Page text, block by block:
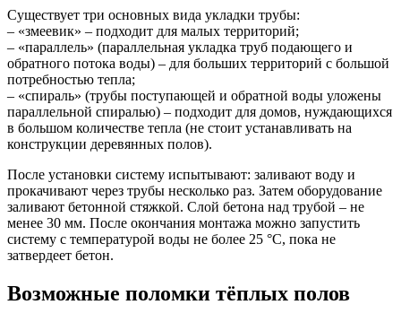
Существует три основных вида укладки трубы:
– «змеевик» – подходит для малых территорий;
– «параллель» (параллельная укладка труб подающего и
обратного потока воды) – для больших территорий с большой
потребностью тепла;
– «спираль» (трубы поступающей и обратной воды уложены
параллельной спиралью) – подходит для домов, нуждающихся
в большом количестве тепла (не стоит устанавливать на
конструкции деревянных полов).
После установки систему испытывают: заливают воду и
прокачивают через трубы несколько раз. Затем оборудование
заливают бетонной стяжкой. Слой бетона над трубой – не
менее 30 мм. После окончания монтажа можно запустить
систему с температурой воды не более 25 °С, пока не
затвердеет бетон.
Возможные поломки тёплых полов